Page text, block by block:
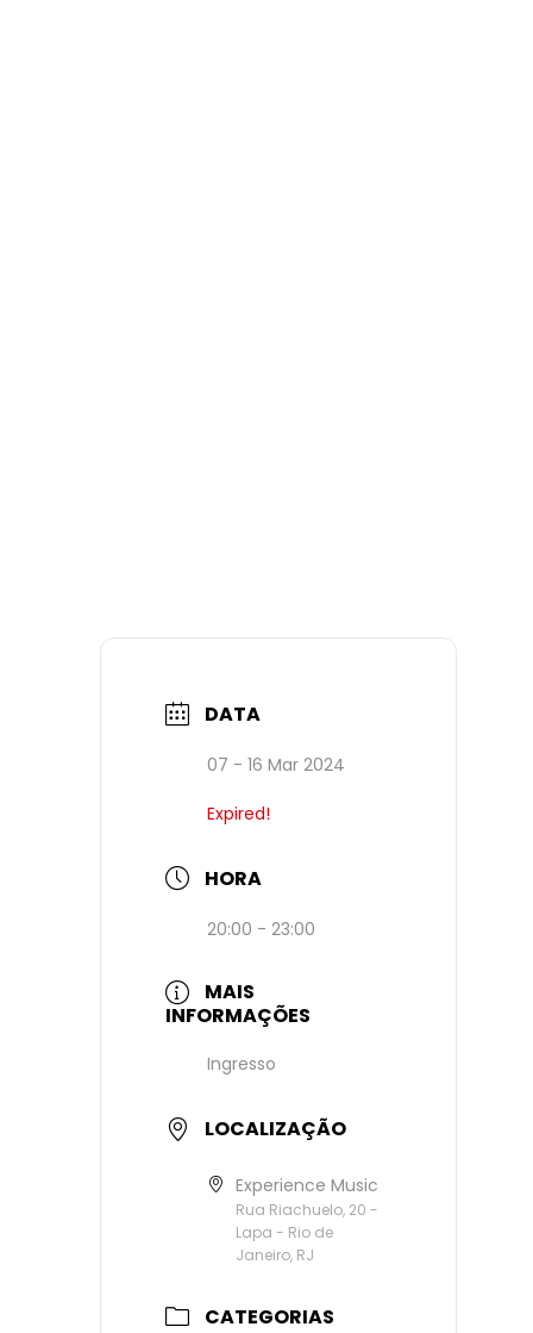
DATA
07 - 16 Mar 2024
Expired!
HORA
20:00 - 23:00
MAIS
INFORMAÇÕES
Ingresso
LOCALIZAÇÃO
Experience Music
Rua Riachuelo, 20 -
Lapa - Rio de
Janeiro, RJ
CATEGORIAS